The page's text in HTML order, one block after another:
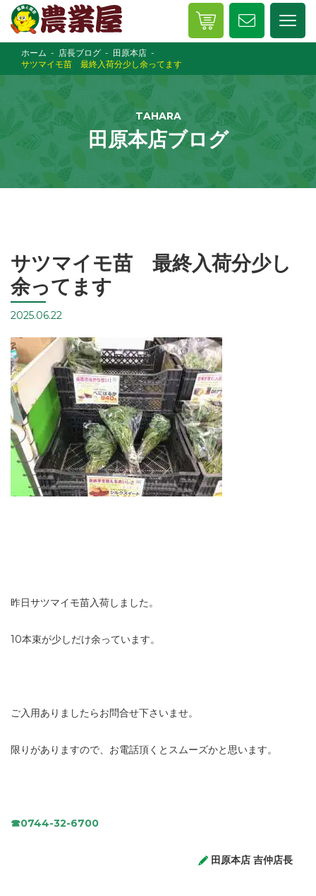
ホーム 店長ブログ
田原本店
サツマイモ苗 最終入荷分少し余ってます
TAHARA
田原本店ブログ
サツマイモ苗 最終入荷分少し
余ってます
2025.06.22
昨日サツマイモ苗入荷しました。
10本束が少しだけ余っています。
ご入用ありましたらお問合せ下さいませ。
限りがありますので、お電話頂くとスムーズかと思います。
☎︎0744-32-6700
田原本店 吉仲店長